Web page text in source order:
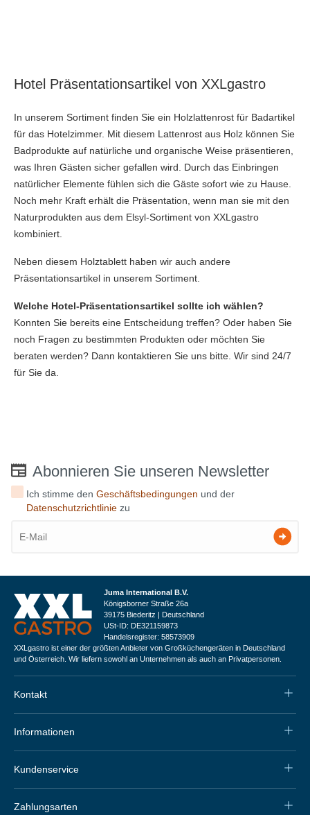
Hotel Präsentationsartikel von XXLgastro
In unserem Sortiment finden Sie ein Holzlattenrost für Badartikel
für das Hotelzimmer. Mit diesem Lattenrost aus Holz können Sie
Badprodukte auf natürliche und organische Weise präsentieren,
was Ihren Gästen sicher gefallen wird. Durch das Einbringen
natürlicher Elemente fühlen sich die Gäste sofort wie zu Hause.
Noch mehr Kraft erhält die Präsentation, wenn man sie mit den
Naturprodukten aus dem Elsyl-Sortiment von XXLgastro
kombiniert.
Neben diesem Holztablett haben wir auch andere
Präsentationsartikel in unserem Sortiment.
Welche Hotel-Präsentationsartikel sollte ich wählen?
Konnten Sie bereits eine Entscheidung treffen? Oder haben Sie
noch Fragen zu bestimmten Produkten oder möchten Sie
beraten werden? Dann kontaktieren Sie uns bitte. Wir sind 24/7
für Sie da.
Abonnieren Sie unseren Newsletter
Ich stimme denGeschäftsbedingungen und der
Datenschutzrichtlinie zu
Juma International B.V.
Königsborner Straße 26a
39175 Biederitz | Deutschland
USt-ID: DE321159873
Handelsregister: 58573909
XXLgastro ist einer der größten Anbieter von Großküchengeräten in Deutschland
und Österreich. Wir liefern sowohl an Unternehmen als auch an Privatpersonen.
Kontakt
Informationen
Kundenservice
Zahlungsarten